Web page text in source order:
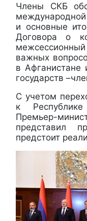
Члены СКБ
международной
и основные
Договора о
важных
в Афганистане
государств
С учетом
к
Премьер-
представил
предстоит